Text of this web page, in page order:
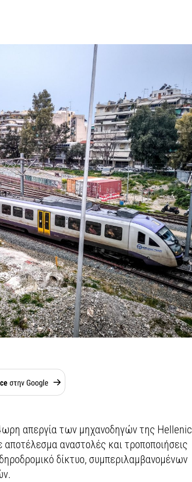
απεργία των μηχανοδηγών της Hellenic
αναστολές και τροποποιήσεις
δίκτυο, συμπεριλαμβανομένων